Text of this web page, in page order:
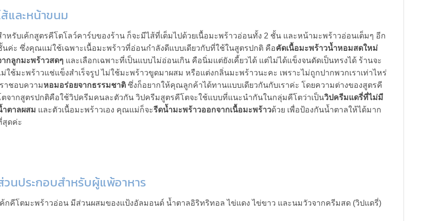
ส้และหน้าขนม
ำหรับเค้กสูตรคีโตโลว์คาร์บของร้าน ก็จะมีไส้ที่เต็มไปด้วยเนื้อมะพร้าวอ่อนทั้ง 2 ชั้น และหน้ามะพร้าวอ่อนเต็มๆ อีก
นค่ะ ซึ่งคุณแม่ใช้เฉพาะเนื้อมะพร้าวที่อ่อนกำลังดีแบบเดียวกับที่ใช้ในสูตรปกติ คือคัดเนื้อมะพร้าวน้ำหอมสดใหม่
ากลูกมะพร้าวสดๆ และเลือกเฉพาะที่เป็นแบบไม่อ่อนเกิน คือนิ่มแต่ยังเคี้ยวได้ แต่ไม่ได้แข็งจนดัดเป็นทรงได้ ร้านจะ
ม่ใช้มะพร้าวแช่แข็งสำเร็จรูป ไม่ใช้มะพร้าวขูดมาผสม หรือแต่งกลิ่นมะพร้าวนะคะ เพราะไม่ถูกปากพวกเราเท่าไหร่
ราชอบความหอมอร่อยจากธรรมชาติซึ่งก็อยากให้คุณลูกค้าได้ทานแบบเดียวกันกับเราค่ะ โดยความต่างของสูตรคี
ตจากสูตรปกติคือใช้วิปครีมคนละตัวกัน วิปครีมสูตรคีโตจะใช้แบบที่แนะนำกันในกลุ่มคีโตว่าเป็นวิปครีมแดรี่ที่ไม่มี
ำตาลผสม และตัวเนื้อมะพร้าวเอง คุณแม่ก็จะรีดน้ำมะพร้าวออกจากเนื้อมะพร้าวด้วย เพื่อป้องกันน้ำตาลให้ได้มาก
สุดค่ะ
วนประกอบสำหรับผู้แพ้อาหาร
ค้กคีโตมะพร้าวอ่อน มีส่วนผสมของแป้งอัลมอนด์ น้ำตาลอิริทริทอล ไข่แดง ไข่ขาว และนมวัวจากครีมสด (วิปแดรี่)